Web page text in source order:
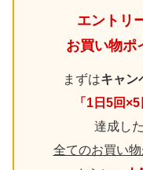
エントリ
お買い物ポ
まずはキャン
「1日5回
達成し
全てのお買い